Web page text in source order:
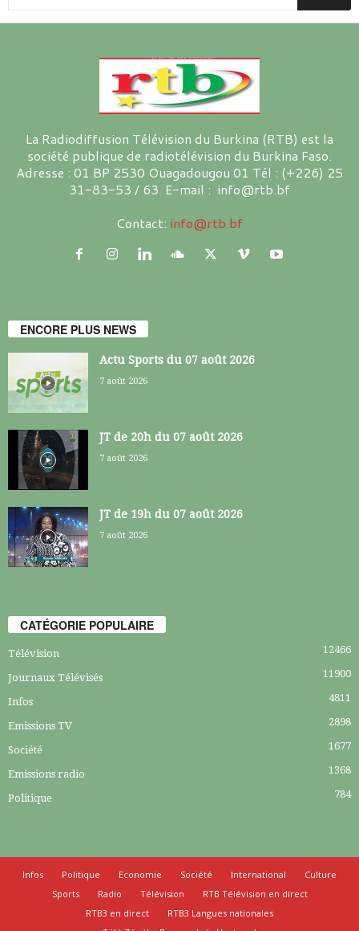
La Radiodiffusion Télévision du Burkina (RTB) est la
société publique de radiotélévision du Burkina Faso.
Adresse : 01 BP 2530 Ouagadougou 01 Tél : (+226) 25
31-83-53 / 63 E-mail : info@rtb.bf
Contact: info@rtb.bf
ENCORE PLUS NEWS
Actu Sports du 07 août 2026
7 août 2026
JT de 20h du 07 août 2026
7 août 2026
JT de 19h du 07 août 2026
7 août 2026
CATÉGORIE POPULAIRE
Télévision 12466
Journaux Télévisés 11900
Infos 4811
Emissions TV 2898
Société 1677
Emissions radio 1368
Politique 784
Infos Politique Economie Société International
Culture
Sports
Radio Télévision
RTB Télévision en direct
RTB3 en direct
RTB3 Langues nationales